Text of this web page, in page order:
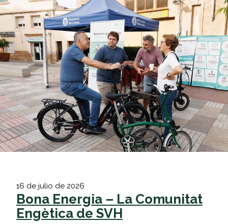
Saltar
al
contenido
16 de julio de 2026
Bona Energia – La Comunitat
Engètica de SVH